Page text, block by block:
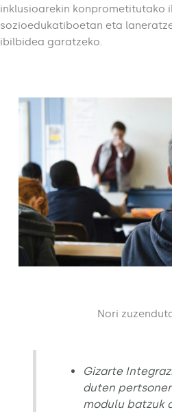
inklusioarekin konprometitutako
sozioedukatiboetan eta
ibilbidea garatzeko.
Nori
Gizarte
duten
modulu batzuk